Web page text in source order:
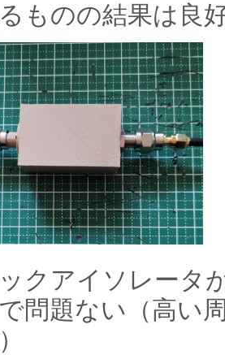
ものの結果は良
クアイソレータ
問題ない（高い